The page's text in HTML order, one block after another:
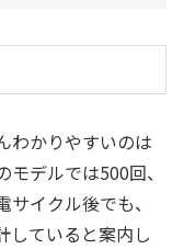
わかりやすいのは
デルでは500回、
イクル後でも、
していると案内し